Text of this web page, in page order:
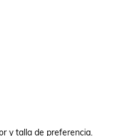
y talla de preferencia.